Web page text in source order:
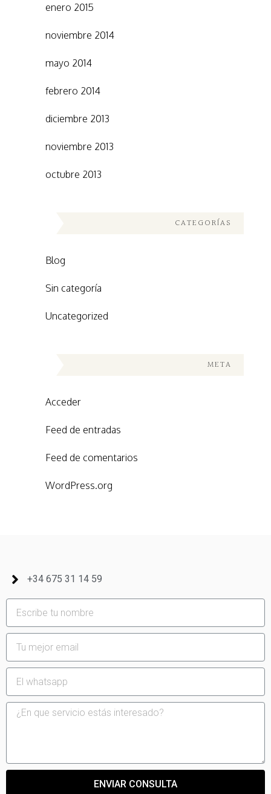
enero 2015
noviembre 2014
mayo 2014
febrero 2014
diciembre 2013
noviembre 2013
octubre 2013
CATEGORÍAS
Blog
Sin categoría
Uncategorized
META
Acceder
Feed de entradas
Feed de comentarios
WordPress.org
+34 675 31 14 59
ENVIAR CONSULTA